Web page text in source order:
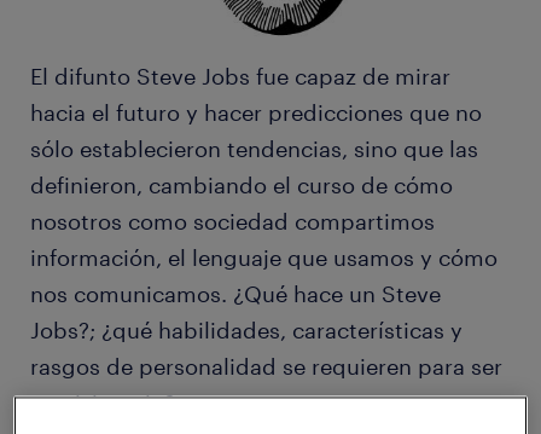
El difunto Steve Jobs fue capaz de mirar
hacia el futuro y hacer predicciones que no
sólo establecieron tendencias, sino que las
definieron, cambiando el curso de cómo
nosotros como sociedad compartimos
información, el lenguaje que usamos y cómo
nos comunicamos. ¿Qué hace un Steve
Jobs?; ¿qué habilidades, características y
rasgos de personalidad se requieren para ser
un visionario?